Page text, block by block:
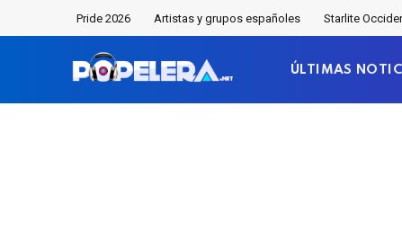
Pride 2026 Artistas y grupos españoles Starlite
ÚLTIMAS